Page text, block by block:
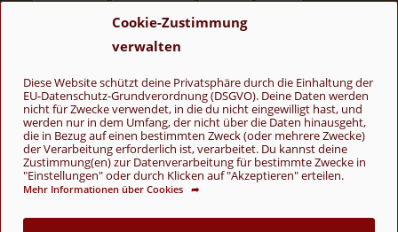
Cookie-Zustimmung
verwalten
Diese Website schützt deine Privatsphäre durch die Einhaltung der
EU-Datenschutz-Grundverordnung (DSGVO). Deine Daten werden
nicht für Zwecke verwendet, in die du nicht eingewilligt hast, und
werden nur in dem Umfang, der nicht über die Daten hinausgeht,
die in Bezug auf einen bestimmten Zweck (oder mehrere Zwecke)
der Verarbeitung erforderlich ist, verarbeitet. Du kannst deine
Zustimmung(en) zur Datenverarbeitung für bestimmte Zwecke in
"Einstellungen" oder durch Klicken auf "Akzeptieren" erteilen.
Mehr Informationen über Cookies ➦
Folge uns